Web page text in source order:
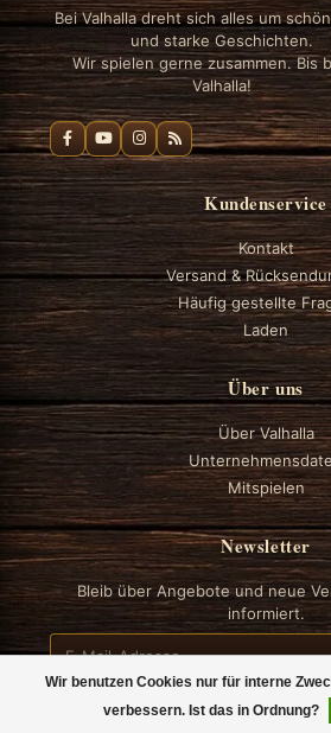
Wir benutzen Cookies nur für interne
verbessern. Ist das in Ordnung?
Bei Valhalla dreht sich alles um
und starke Geschichten.
Wir spielen gerne zusammen. Bis
Valhalla!
Kundenservice
Kontakt
Versand &
Häufig gestellte
Laden
Über uns
Über Valhalla
Mitspielen
Newsletter
Bleib über Angebote und neue
informiert.